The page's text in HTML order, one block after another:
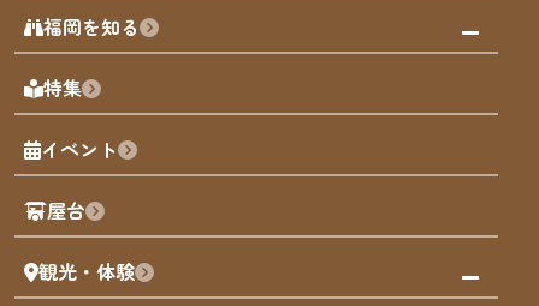
みんなの旅行記
天神エリア
博多旧市街
福岡城
歴史・文化
福岡を知る
福岡の見どころ
福岡の魅力
観光カレンダー
観光PR動画
まち歩き
福岡グルメ
特集
イベント
屋台
観光・体験